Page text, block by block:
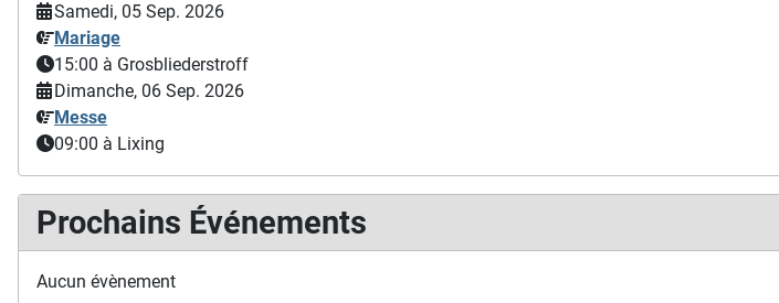
Samedi, 05 Sep. 2026
Mariage
15:00 à Grosbliederstroff
Dimanche, 06 Sep. 2026
Messe
09:00 à Lixing
Prochains Événements
Aucun évènement